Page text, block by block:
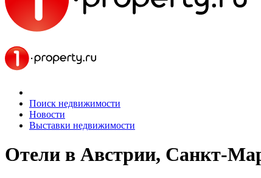
Поиск недвижимости
Новости
Выставки недвижимости
Отели в Австрии, Санкт-